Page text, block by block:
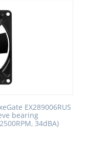
EX289006RUS
bearing
34dBA)